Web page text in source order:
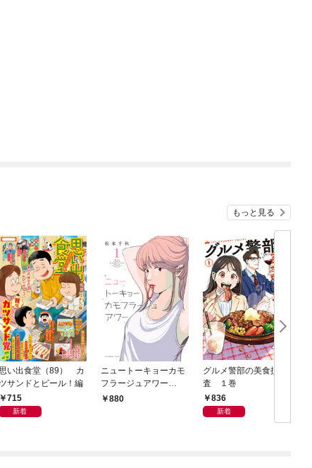
もっと見る
い出食堂（89） カ
ツサンドとビール！編
715
新着
ニュートーキョーカモ
フラージュアワー
（1）
880
グルメ警部の美食捜
査 １巻
836
新着